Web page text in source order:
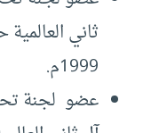
ثاني
1999م.
عضو لجنة